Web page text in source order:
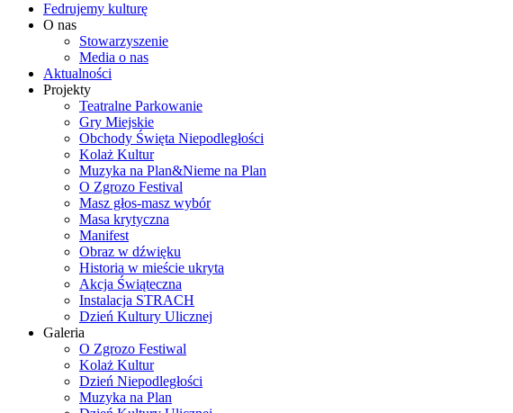
Fedrujemy kulturę
O nas
Stowarzyszenie
Media o nas
Aktualności
Projekty
Teatralne Parkowanie
Gry Miejskie
Obchody Święta Niepodległości
Kolaż Kultur
Muzyka na Plan&Nieme na Plan
O Zgrozo Festival
Masz głos-masz wybór
Masa krytyczna
Manifest
Obraz w dźwięku
Historia w mieście ukryta
Akcja Świąteczna
Instalacja STRACH
Dzień Kultury Ulicznej
Galeria
O Zgrozo Festiwal
Kolaż Kultur
Dzień Niepodległości
Muzyka na Plan